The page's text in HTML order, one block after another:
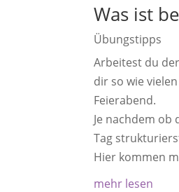
Was ist
Übungstipps
Arbeitest du
dir so wie
Feierabend.
Je nachdem
Tag
Hier kommen
mehr lesen